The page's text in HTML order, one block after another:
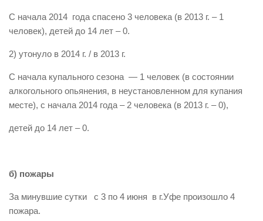
УГЗ рекомендует
Уголок гражданской обороны
Пресс-центр
СМИ о нас
Обращения
С начала 2014 года спасено 3 человека (в 2013 г. – 1
человек), детей до 14 лет – 0.
2) утонуло в 2014 г. / в 2013 г.
С начала купального сезона — 1 человек (в состоянии
алкогольного опьянения, в неустановленном для купания
месте), с начала 2014 года – 2 человека (в 2013 г. – 0),
детей до 14 лет – 0.
б) пожары
За минувшие сутки с 3 по 4 июня в г.Уфе произошло 4
пожара.